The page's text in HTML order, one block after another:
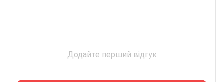
Додайте перший відгук